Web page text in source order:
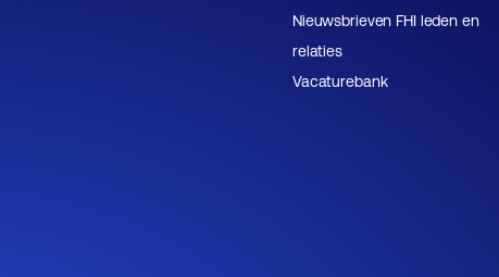
Nieuwsbrieven FHI leden en
relaties
Vacaturebank